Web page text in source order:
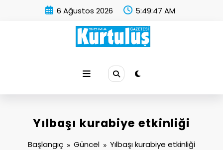
6 Ağustos 2026 5:49:48 AM
Yılbaşı kurabiye etkinliği
Başlangıç Güncel Yılbaşı kurabiye etkinliği